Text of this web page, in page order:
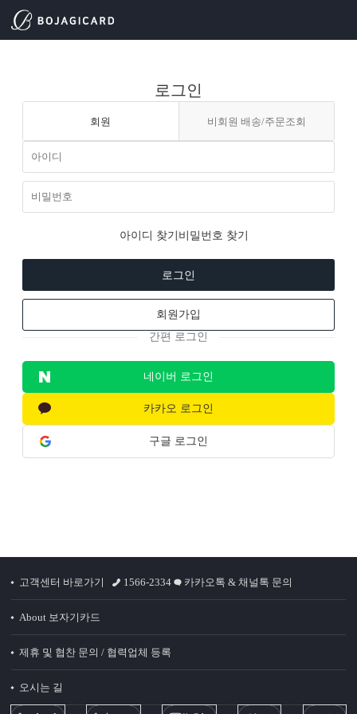
로그인
회원 비회원 배송/주문조회
아이디 찾기 비밀번호 찾기
로그인
회원가입
간편 로그인
네이버 로그인
카카오 로그인
구글 로그인
고객센터 바로가기 1566-2334 카카오톡 & 채널톡 문의
About 보자기카드
제휴 및 협찬 문의 / 협력업체 등록
오시는 길